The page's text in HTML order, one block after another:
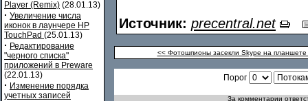
Player (Remix) (28.01.13)
· Увеличение числа
иконок в лаунчере HP
TouchPad (25.01.13)
· Редактирование
"черного списка"
приложений в Preware
(22.01.13)
· Изменение порядка
учетных записей
Источник: precentral.net
<< Фотошпионы засекли Skype на планшете
Порог
За комментарии